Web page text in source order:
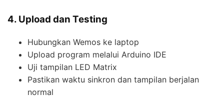
4. Upload dan Testing
Hubungkan Wemos ke laptop
Upload program melalui Arduino IDE
Uji tampilan LED Matrix
Pastikan waktu sinkron dan tampilan berjalan
normal